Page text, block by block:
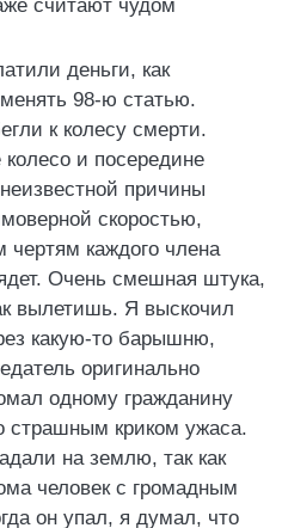
считают чудом
деньги, как
98-ю статью.
к колесу смерти.
и посередине
причины
скоростью,
чертям каждого члена
Очень смешная штука,
вылетишь. Я выскочил
какую-то барышню,
оригинально
одному гражданину
страшным криком ужаса.
на землю, так как
человек с громадным
он упал, я думал, что